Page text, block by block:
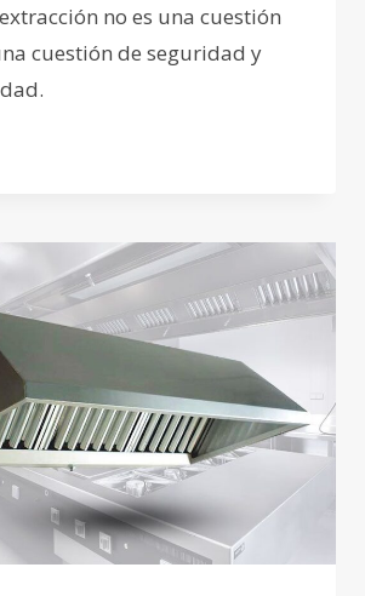
no es una cuestión
cuestión de seguridad y